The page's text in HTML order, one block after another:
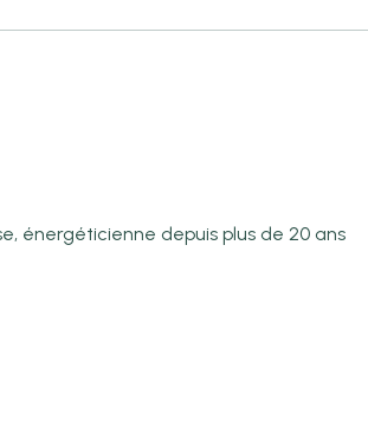
énergéticienne depuis plus de 20 ans